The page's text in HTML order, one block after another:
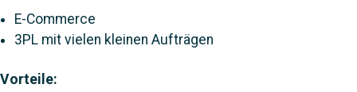
E-Commerce
3PL mit vielen kleinen Aufträgen
Vorteile: